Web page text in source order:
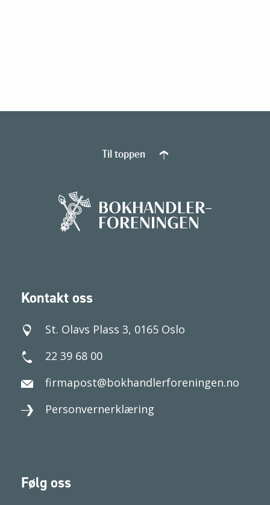
Kontakt oss
St. Olavs Plass 3, 0165 Oslo
22 39 68 00
firmapost@bokhandlerforeningen.no
Personvernerklæring
Følg oss
Til toppen